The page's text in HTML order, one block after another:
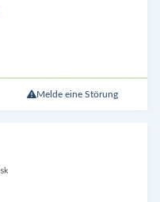
Melde eine Störung